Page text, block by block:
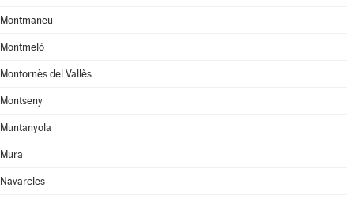
Montmaneu
Montmeló
Montornès del Vallès
Montseny
Muntanyola
Mura
Navarcles